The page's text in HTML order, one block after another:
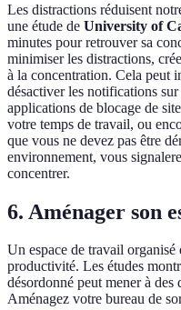
Les distractions réduisent
une étude de University of
minutes pour retrouver sa
minimiser les distractions,
à la concentration. Cela peut
désactiver les notifications
applications de blocage de
votre temps de travail, ou
que vous ne devez pas être
environnement, vous
concentrer.
6. Aménager son
Un espace de travail
productivité. Les études
désordonné peut mener à des
Aménagez votre bureau de